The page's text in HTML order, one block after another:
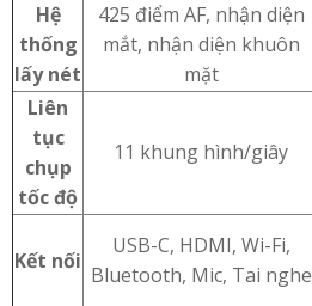
Hệ
thống
lấy nét
425 điểm AF, nhận diện
mắt, nhận diện khuôn
mặt
Liên
tục
chụp
tốc độ
11 khung hình/giây
Kết nối
USB-C, HDMI, Wi-Fi,
Bluetooth, Mic, Tai nghe